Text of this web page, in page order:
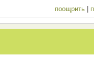
поощрить |